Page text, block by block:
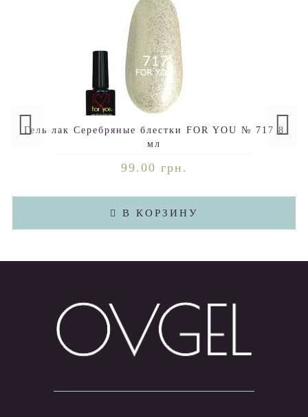
Гель лак Серебряные блестки FOR YOU № 717 8
мл
99.00 грн.
В КОРЗИНУ